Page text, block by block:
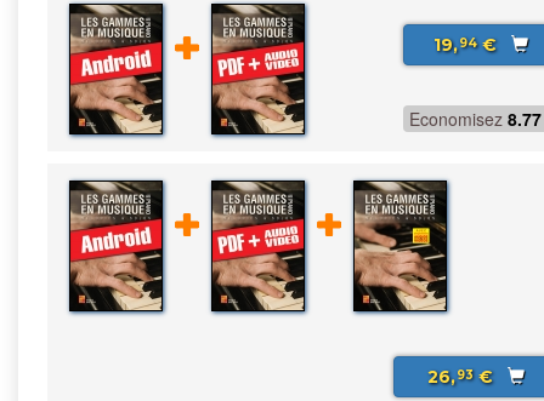
19,94€
Economisez 8.77
26,93€